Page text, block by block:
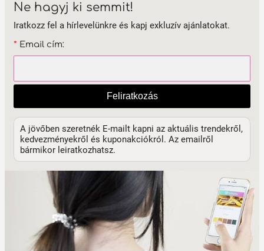
Ne hagyj ki semmit!
Iratkozz fel a hírlevelünkre és kapj exkluzív ajánlatokat.
* Email cím:
Feliratkozás
A jövőben szeretnék E-mailt kapni az aktuális trendekről,
kedvezményekről és kuponakciókról. Az emailről
bármikor leiratkozhatsz.